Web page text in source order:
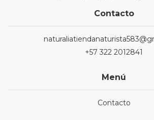
Contacto
+57 322 2012841
Menú
Contacto